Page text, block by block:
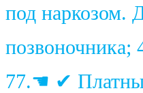
под наркозом.
77.☚ ✔